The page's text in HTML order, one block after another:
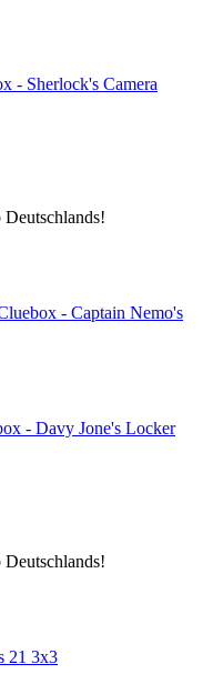
- Sherlock's Camera
- Captain Nemo's
- Davy Jone's Locker
21 3x3